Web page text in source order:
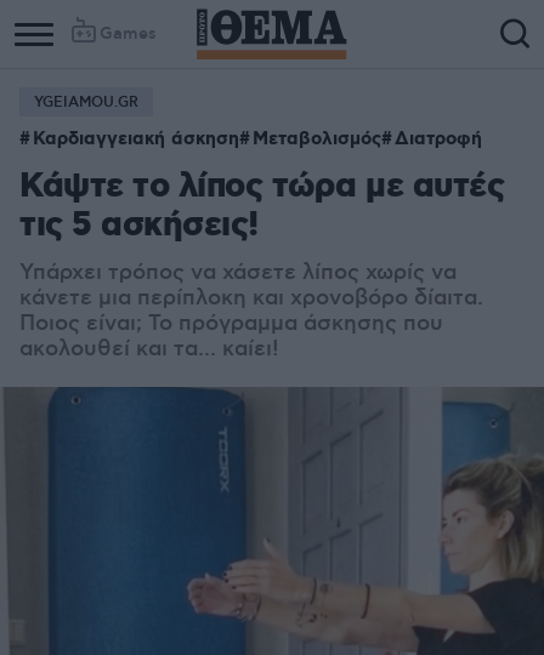
Games
YGEIAMOU.GR
Καρδιαγγειακή άσκηση Μεταβολισμός Διατροφή
Κάψτε το λίπος τώρα με αυτές
τις 5 ασκήσεις!
Υπάρχει τρόπος να χάσετε λίπος χωρίς να
κάνετε μια περίπλοκη και χρονοβόρο δίαιτα.
Ποιος είναι; Το πρόγραμμα άσκησης που
ακολουθεί και τα... καίει!